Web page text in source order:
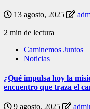
13 agosto, 2025
2 min de lectura
Caminemos Juntos
Noticias
¿Qué impulsa hoy la
encuentro que traza el
9 agosto, 2025